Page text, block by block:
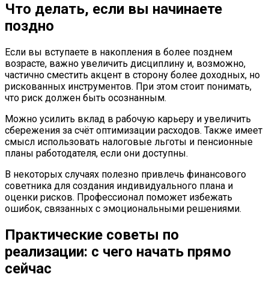
Что делать, если вы начинаете
поздно
Если вы вступаете в накопления в более позднем
возрасте, важно увеличить дисциплину и, возможно,
частично сместить акцент в сторону более доходных, но
рискованных инструментов. При этом стоит понимать,
что риск должен быть осознанным.
Можно усилить вклад в рабочую карьеру и увеличить
сбережения за счёт оптимизации расходов. Также имеет
смысл использовать налоговые льготы и пенсионные
планы работодателя, если они доступны.
В некоторых случаях полезно привлечь финансового
советника для создания индивидуального плана и
оценки рисков. Профессионал поможет избежать
ошибок, связанных с эмоциональными решениями.
Практические советы по
реализации: с чего начать прямо
сейчас